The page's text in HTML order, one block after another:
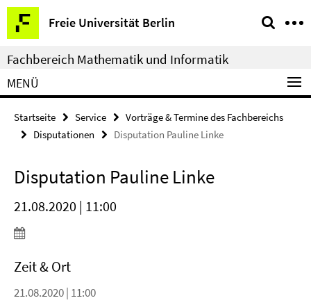
Springe
direkt
zu
Inhalt
Freie Universität Berlin
Service-
Navigation
Fachbereich Mathematik und Informatik
MENÜ
Startseite Service
Vorträge & Termine des Fachbereichs
Disputationen
Disputation Pauline Linke
Disputation Pauline Linke
21.08.2020 | 11:00
Zeit & Ort
21.08.2020 | 11:00